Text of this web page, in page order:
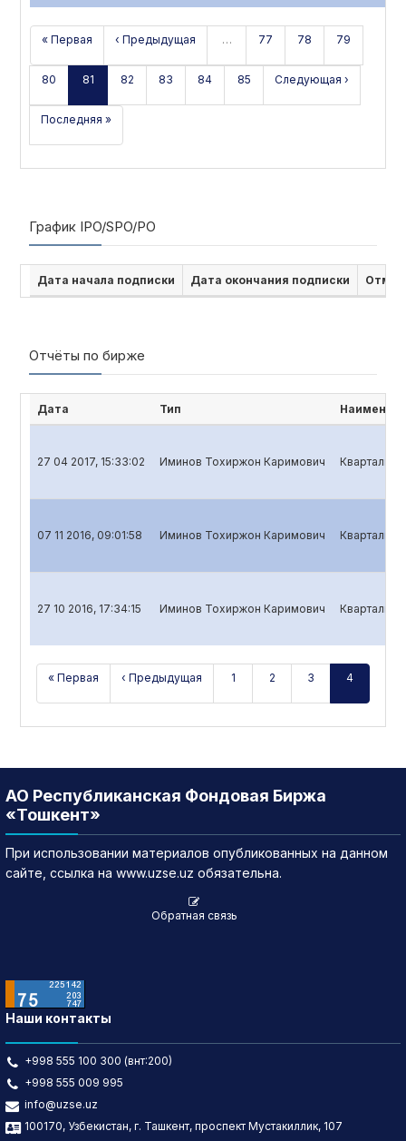
« Первая ‹ Предыдущая … 77 78 79
80 81 82 83 84 85 Следующая ›
Последняя »
График IPO/SPO/PO
Дата начала подписки Дата окончания подписки
Отчёты по бирже
Дата Тип
27 04 2017, 15:33:02 Иминов Тохиржон Каримович
07 11 2016, 09:01:58 Иминов Тохиржон Каримович
27 10 2016, 17:34:15 Иминов Тохиржон Каримович
« Первая ‹ Предыдущая 1 2 3 4
АО Республиканская Фондовая Биржа
«Тошкент»
При использовании материалов опубликованных на данном
сайте, ссылка на www.uzse.uz обязательна.
Обратная связь
Наши контакты
+998 555 100 300 (внт:200)
+998 555 009 995
info@uzse.uz
100170, Узбекистан, г. Ташкент, проспект Мустакиллик, 107